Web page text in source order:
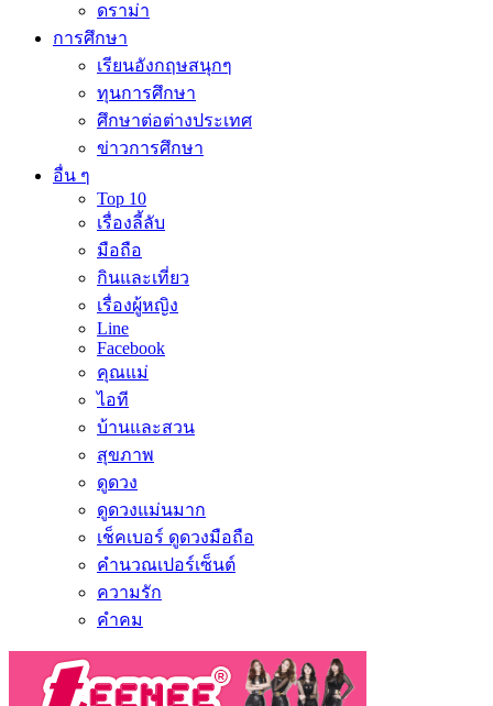
ดราม่า
การศึกษา
เรียนอังกฤษสนุกๆ
ทุนการศึกษา
ศึกษาต่อต่างประเทศ
ข่าวการศึกษา
อื่น ๆ
Top 10
เรื่องลี้ลับ
มือถือ
กินและเที่ยว
เรื่องผู้หญิง
Line
Facebook
คุณแม่
ไอที
บ้านและสวน
สุขภาพ
ดูดวง
ดูดวงแม่นมาก
เช็คเบอร์ ดูดวงมือถือ
คำนวณเปอร์เซ็นต์
ความรัก
คำคม